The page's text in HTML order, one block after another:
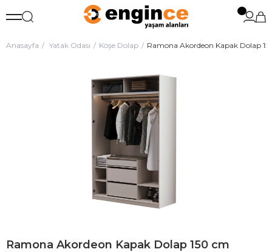
Anasayfa Yatak Odası Köşe Dolap Ramona Akordeon Kapak Dolap
Ramona Akordeon Kapak Dolap 150 cm